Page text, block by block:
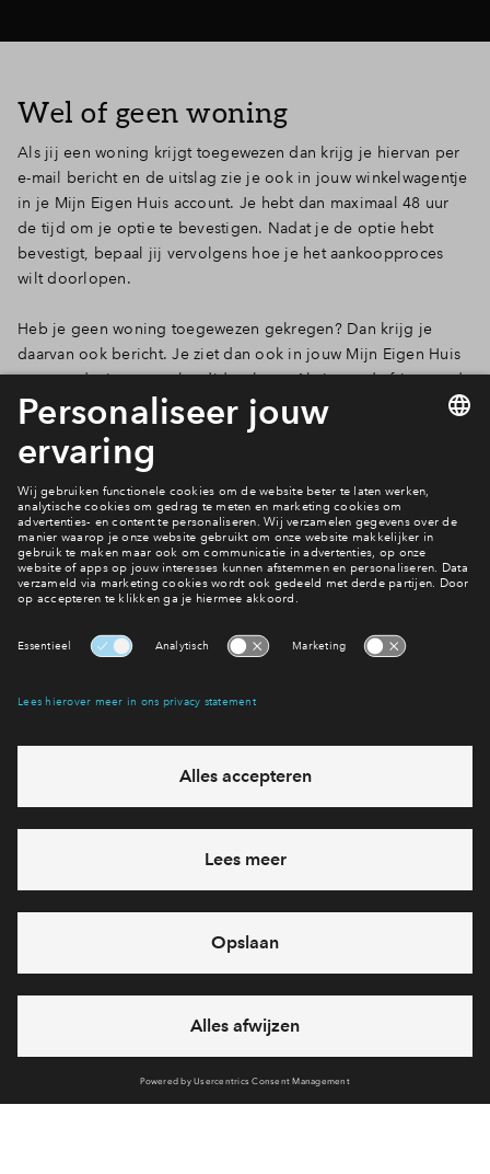
Wel of geen woning
Als jij een woning krijgt toegewezen dan krijg je hiervan per
e-mail bericht en de uitslag zie je ook in jouw winkelwagentje
in je Mijn Eigen Huis account. Je hebt dan maximaal 48 uur
de tijd om je optie te bevestigen. Nadat je de optie hebt
bevestigt, bepaal jij vervolgens hoe je het aankoopproces
wilt doorlopen.
Heb je geen woning toegewezen gekregen? Dan krijg je
daarvan ook bericht. Je ziet dan ook in jouw Mijn Eigen Huis
account dat je reservekandidaat bent. Als iemand afziet van de
koop en jij bent de eerstvolgende reservekandidaat, dan
wordt er meteen contact met jou opgenomen. Wij geven
geen informatie over hoeveel reservekandidaten er zijn en op
Ook wonen in Het Veilingkwartier?
Bekijk het aanbod
eventuele projecten
Ja, ik wil mij aanmelden
Heb je een vraag en wil je direct antwoord? Bel ons op088
712 20 71
6 dagen per week beschikbaar (behalve tijdens
feestdagen)
vandaag van 09:00 - 18:00 uur